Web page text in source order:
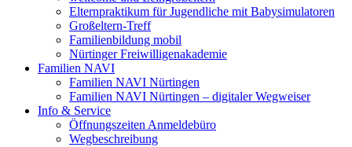
Elternpraktikum für Jugendliche mit Babysimulatoren
Großeltern-Treff
Familienbildung mobil
Nürtinger Freiwilligenakademie
Familien NAVI
Familien NAVI Nürtingen
Familien NAVI Nürtingen – digitaler Wegweiser
Info & Service
Öffnungszeiten Anmeldebüro
Wegbeschreibung